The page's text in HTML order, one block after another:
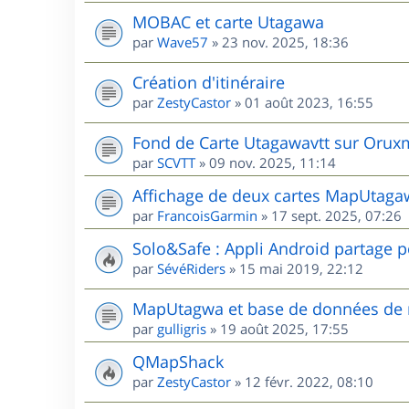
MOBAC et carte Utagawa
par Wave57 » 23 nov. 2025, 18:36
Création d'itinéraire
par ZestyCastor » 01 août 2023, 16:55
Fond de Carte Utagawavtt sur
par SCVTT» 09 nov. 2025, 11:14
Affichage de deux cartes
par FrancoisGarmin » 17 sept. 2025, 07:26
Solo&Safe : Appli Android partage
par SévéRiders » 15 mai 2019, 22:12
MapUtagwa et base de données de
par gulligris » 19 août 2025, 17:55
QMapShack
par ZestyCastor » 12 févr. 2022, 08:10